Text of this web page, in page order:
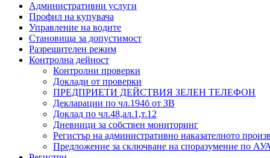
Административни услуги
Профил на купувача
Управление на водите
Становища за допустимост
Разрешителен режим
Контролна дейност
Контролни проверки
Доклади от проверки
ПРЕДПРИЕТИ ДЕЙСТВИЯ ЗЕЛЕН ТЕЛЕФОН
Декларации по чл.194б от ЗВ
Доклад по чл.48,ал.1,т.12
Дневници за собствен мониторинг
Регистър на административно наказателното
Предложение за сключване на споразумение по